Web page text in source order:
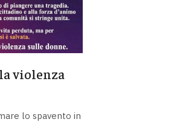
violenza
lo spavento in